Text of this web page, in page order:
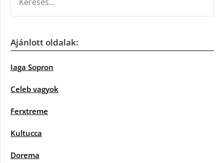
Ajánlott oldalak:
Iaga Sopron
Celeb vagyok
Ferxtreme
Kultucca
Dorema